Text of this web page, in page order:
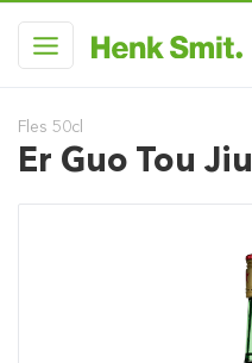
Fles 50cl
Er Guo Tou Jiu